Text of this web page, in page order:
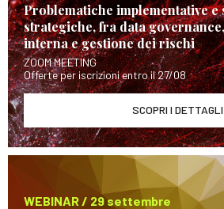
Problematiche implementative e
strategiche, fra data
interna e gestione dei rischi
ZOOM MEETING
Offerte per iscrizioni entro il 27/08
SCOPRI I DETTAGLI
WEBINAR / 29 settembre